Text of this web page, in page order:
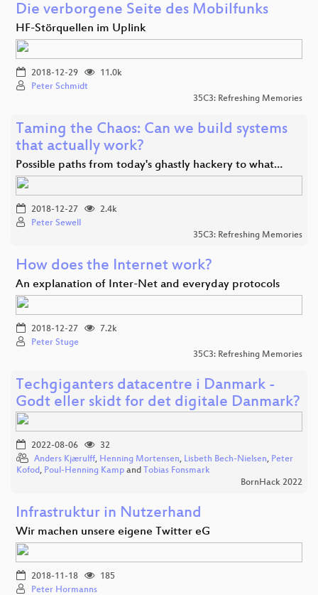
Die verborgene Seite des Mobilfunks
HF-Störquellen im Uplink
2018-12-29
11.0k
Peter Schmidt
35C3: Refreshing Memories
Taming the Chaos: Can we build systems
that actually work?
Possible paths from today's ghastly hackery to what…
2018-12-27
2.4k
Peter Sewell
35C3: Refreshing Memories
How does the Internet work?
An explanation of Inter-Net and everyday protocols
2018-12-27
7.2k
Peter Stuge
35C3: Refreshing Memories
Techgiganters datacentre i Danmark -
Godt eller skidt for det digitale Danmark?
2022-08-06
32
Anders Kjærulff, Henning Mortensen, Lisbeth Bech-Nielsen, Peter
Kofod, Poul-Henning Kamp and Tobias Fonsmark
BornHack 2022
Infrastruktur in Nutzerhand
Wir machen unsere eigene Twitter eG
2018-11-18
185
Peter Hormanns